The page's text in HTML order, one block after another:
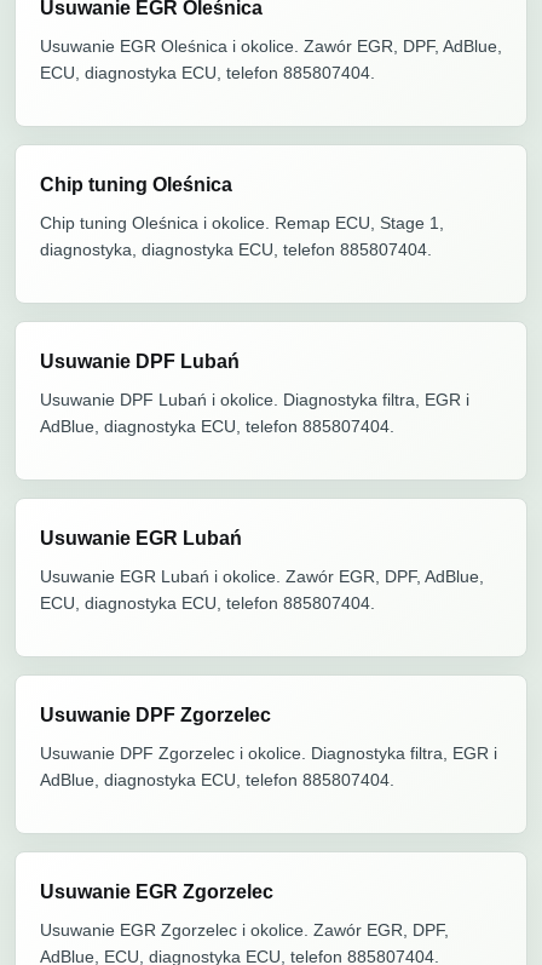
Usuwanie EGR Oleśnica
Usuwanie EGR Oleśnica i okolice. Zawór EGR, DPF, AdBlue,
ECU, diagnostyka ECU, telefon 885807404.
Chip tuning Oleśnica
Chip tuning Oleśnica i okolice. Remap ECU, Stage 1,
diagnostyka, diagnostyka ECU, telefon 885807404.
Usuwanie DPF Lubań
Usuwanie DPF Lubań i okolice. Diagnostyka filtra, EGR i
AdBlue, diagnostyka ECU, telefon 885807404.
Usuwanie EGR Lubań
Usuwanie EGR Lubań i okolice. Zawór EGR, DPF, AdBlue,
ECU, diagnostyka ECU, telefon 885807404.
Usuwanie DPF Zgorzelec
Usuwanie DPF Zgorzelec i okolice. Diagnostyka filtra, EGR i
AdBlue, diagnostyka ECU, telefon 885807404.
Usuwanie EGR Zgorzelec
Usuwanie EGR Zgorzelec i okolice. Zawór EGR, DPF,
AdBlue, ECU, diagnostyka ECU, telefon 885807404.